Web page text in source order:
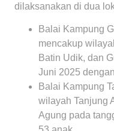
dilaksanakan di dua
Balai Kampung
mencakup
Batin Udik, dan
Juni 2025
Balai Kampung
wilayah Tanjung
Agung pada